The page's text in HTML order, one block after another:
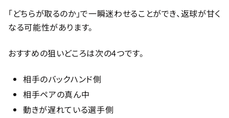
「どちらが取るのか」で一瞬迷わせることができ、返球が甘く
なる可能性があります。
おすすめの狙いどころは次の4つです。
相手のバックハンド側
相手ペアの真ん中
動きが遅れている選手側